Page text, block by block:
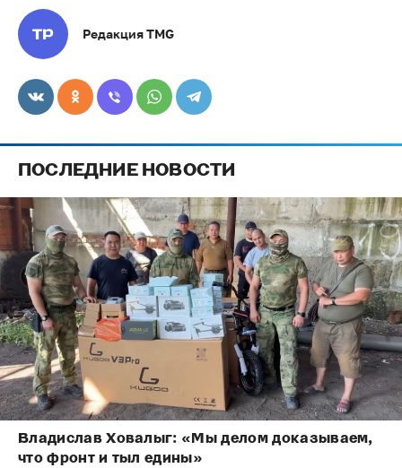
Редакция TMG
ПОСЛЕДНИЕ НОВОСТИ
Владислав Ховалыг: «Мы делом доказываем,
что фронт и тыл едины»